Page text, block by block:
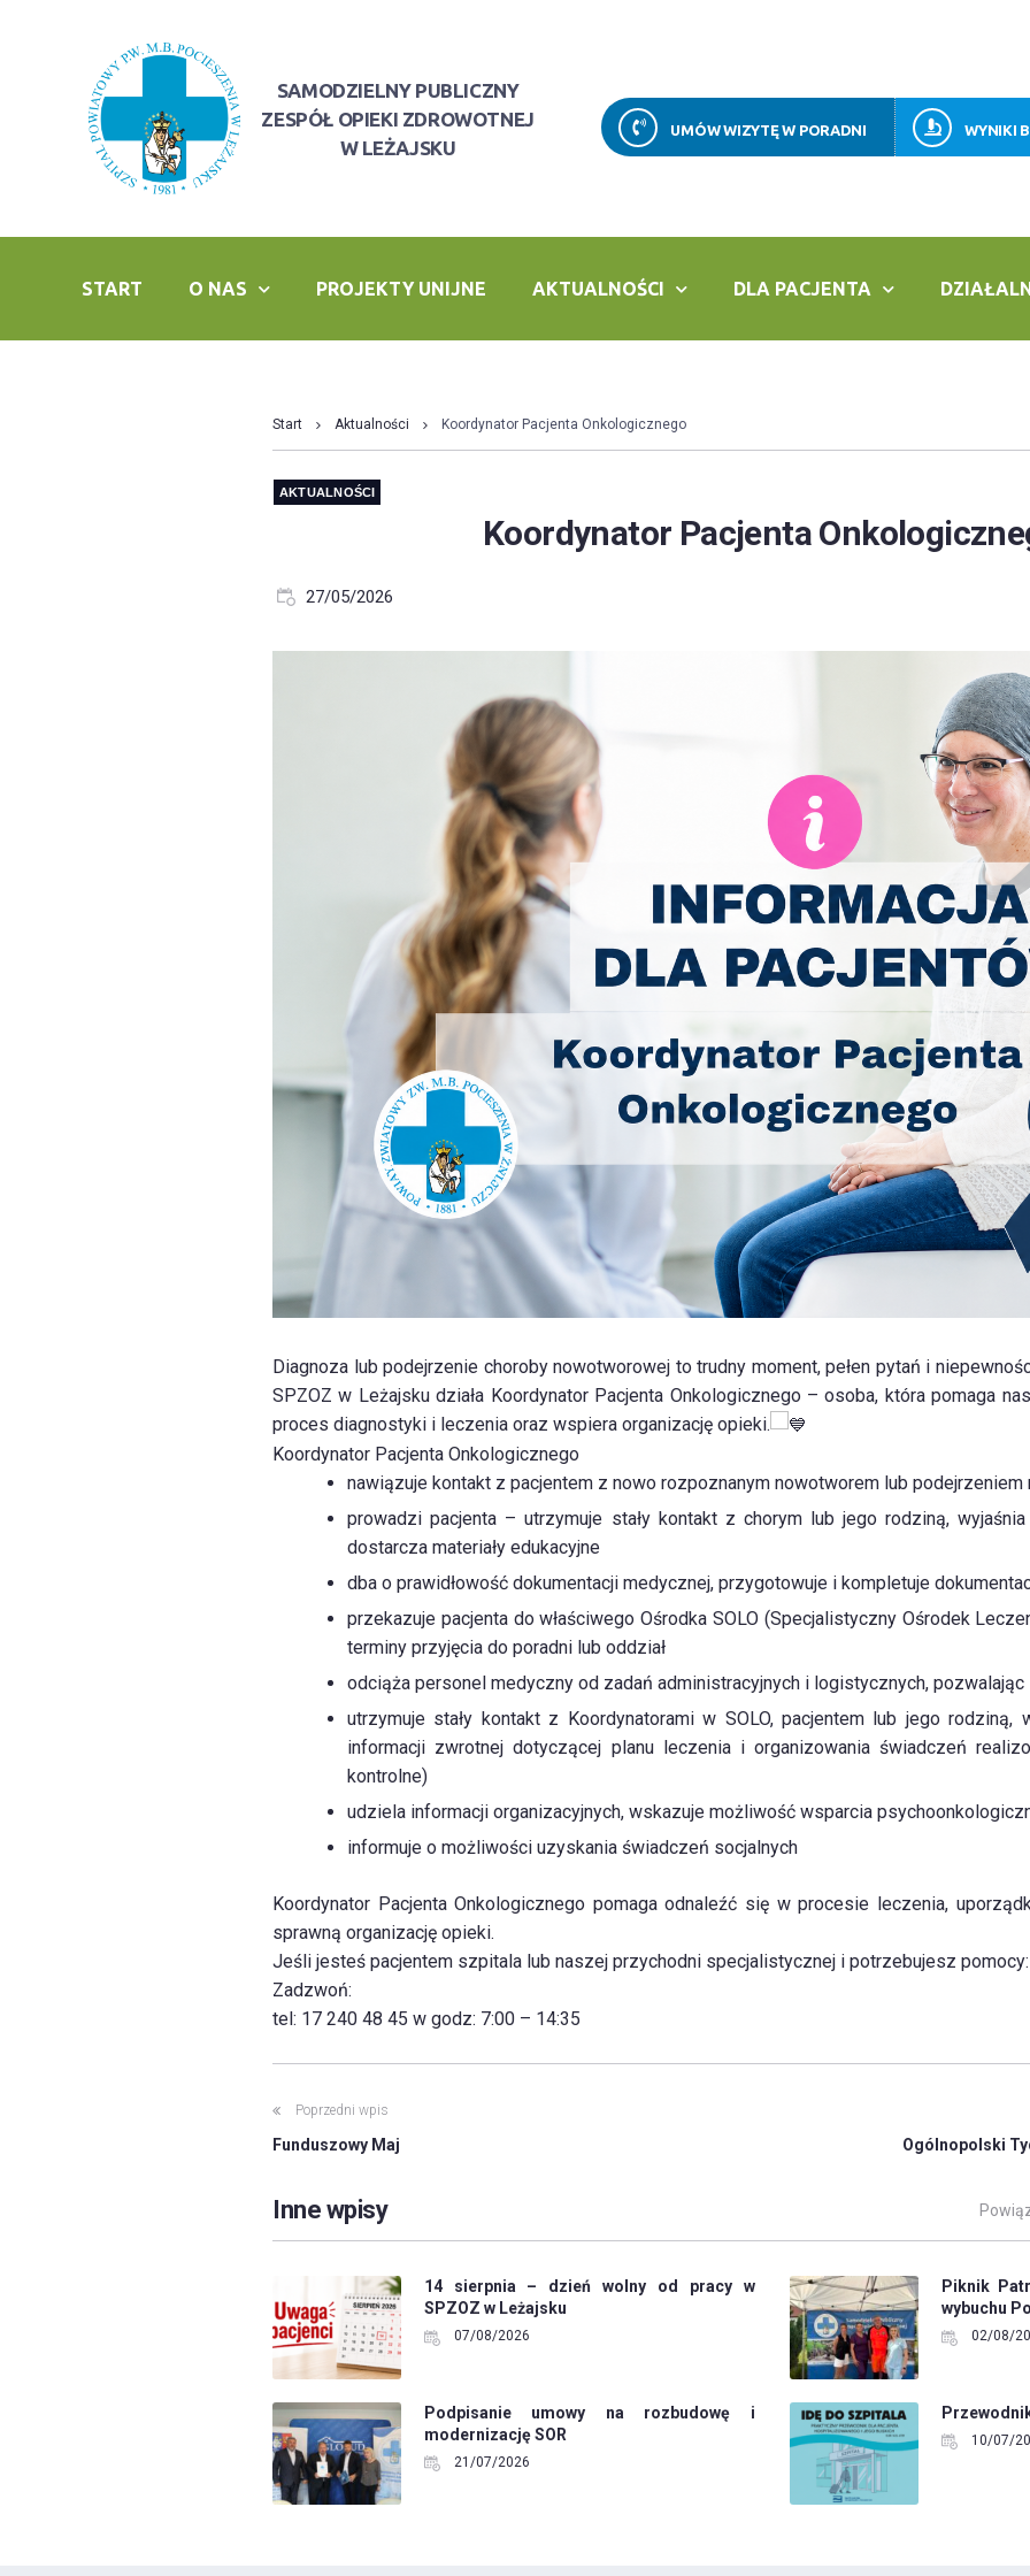
SAMODZIELNY PUBLICZNY
ZESPÓŁ OPIEKI ZDROWOTNEJ
W LEŻAJSKU
UMÓW WIZYTĘ W PORADNI WYNIKI
START O NAS PROJEKTY UNIJNE AKTUALNOŚCI DLA PACJENTA
Start Aktualności Koordynator Pacjenta Onkologicznego
AKTUALNOŚCI
Koordynator Pacjenta
27/05/2026
Diagnoza lub podejrzenie choroby nowotworowej to trudny moment, pełen pytań i
SPZOZ w Leżajsku działa Koordynator Pacjenta Onkologicznego – osoba, która pomaga
proces diagnostyki i leczenia oraz wspiera organizację opieki.
Koordynator Pacjenta Onkologicznego
nawiązuje kontakt z pacjentem z nowo rozpoznanym nowotworem lub podejrzeniem
prowadzi pacjenta – utrzymuje stały kontakt z chorym lub jego rodziną,
dostarcza materiały edukacyjne
dba o prawidłowość dokumentacji medycznej, przygotowuje i kompletuje
przekazuje pacjenta do właściwego Ośrodka SOLO (Specjalistyczny Ośrodek
terminy przyjęcia do poradni lub oddział
odciąża personel medyczny od zadań administracyjnych i logistycznych,
utrzymuje stały kontakt z Koordynatorami w SOLO, pacjentem lub jego
informacji zwrotnej dotyczącej planu leczenia i organizowania świadczeń
kontrolne)
udziela informacji organizacyjnych, wskazuje możliwość wsparcia
informuje o możliwości uzyskania świadczeń socjalnych
Koordynator Pacjenta Onkologicznego pomaga odnaleźć się w procesie leczenia,
sprawną organizację opieki.
Jeśli jesteś pacjentem szpitala lub naszej przychodni specjalistycznej i potrzebujesz pomocy:
Zadzwoń:
tel: 17 240 48 45 w godz: 7:00 – 14:35
Poprzedni wpis
Funduszowy Maj Ogólnopolski
Inne wpisy
14 sierpnia – dzień wolny od pracy w
SPZOZ w Leżajsku
07/08/2026
Piknik
wybuchu
02/08/
Podpisanie umowy na rozbudowę i
modernizację SOR
21/07/2026
10/07/